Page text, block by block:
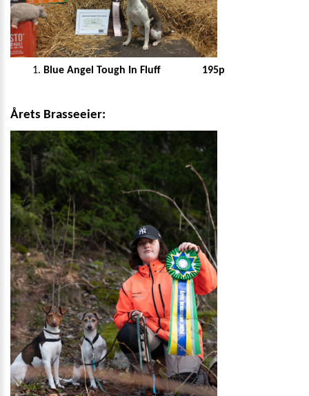
Blue Angel Tough In Fluff 195p
Årets Brasseeier: